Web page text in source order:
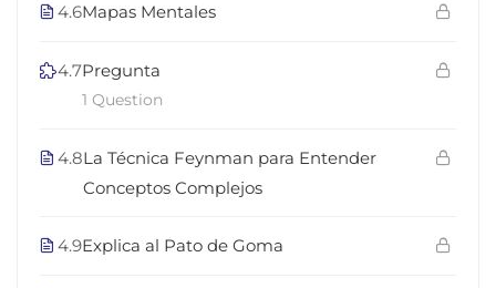
4.6Mapas Mentales
4.7Pregunta
1 Question
4.8La Técnica Feynman para Entender
Conceptos Complejos
4.9Explica al Pato de Goma